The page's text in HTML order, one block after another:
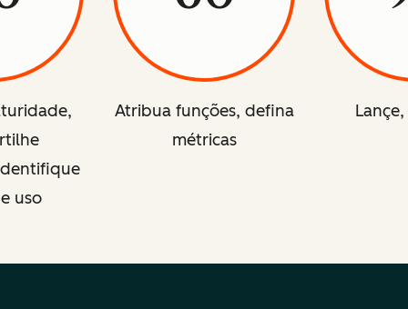
uso
Atribua funções, defina
métricas